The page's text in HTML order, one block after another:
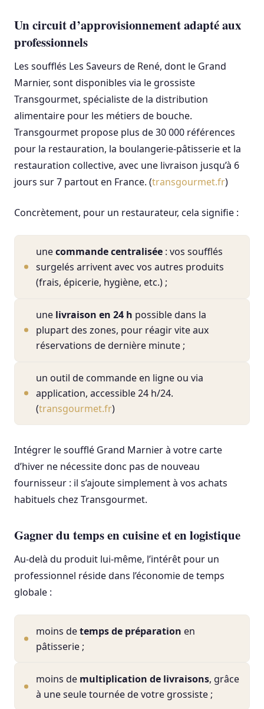
Un circuit d’approvisionnement adapté aux
professionnels
Les soufflés Les Saveurs de René, dont le Grand
Marnier, sont disponibles via le grossiste
Transgourmet, spécialiste de la distribution
alimentaire pour les métiers de bouche.
Transgourmet propose plus de 30 000 références
pour la restauration, la boulangerie-pâtisserie et la
restauration collective, avec une livraison jusqu’à 6
jours sur 7 partout en France. (transgourmet.fr)
Concrètement, pour un restaurateur, cela signifie :
unecommande centralisée : vos soufflés
surgelés arrivent avec vos autres produits
(frais, épicerie, hygiène, etc.) ;
une livraison en 24 h possible dans la
plupart des zones, pour réagir vite aux
réservations de dernière minute ;
un outil de commande en ligne ou via
application, accessible 24 h/24.
(transgourmet.fr)
Intégrer le soufflé Grand Marnier à votre carte
d’hiver ne nécessite donc pas de nouveau
fournisseur : il s’ajoute simplement à vos achats
habituels chez Transgourmet.
Gagner du temps en cuisine et en logistique
Au-delà du produit lui-même, l’intérêt pour un
professionnel réside dans l’économie de temps
globale :
moins detemps de préparation en
pâtisserie ;
moins de multiplication de livraisons, grâce
à une seule tournée de votre grossiste ;